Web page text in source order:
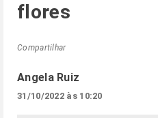
flores
Compartilhar
Angela Ruiz
31/10/2022 às 10:20